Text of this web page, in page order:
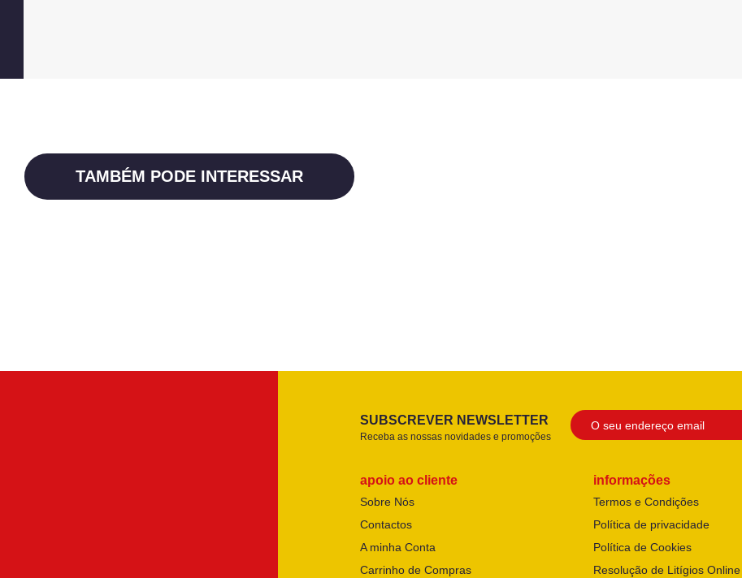
TAMBÉM PODE INTERESSAR
SUBSCREVER NEWSLETTER
Receba as nossas novidades e promoções
apoio ao cliente
Sobre Nós
Contactos
A minha Conta
Carrinho de Compras
informações
Termos e Condições
Política de privacidade
Política de Cookies
Resolução de Litígios Online